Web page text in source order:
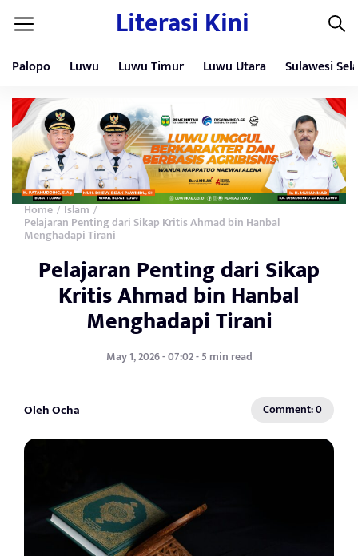
Literasi Kini
Palopo Luwu Luwu Timur Luwu Utara Sulawesi
Home / Islam /
Pelajaran Penting dari Sikap Kritis Ahmad bin Hanbal
Menghadapi Tirani
Pelajaran Penting dari Sikap
Kritis Ahmad bin Hanbal
Menghadapi Tirani
May 1, 2026 - 07:02 - 5 min read
Oleh Ocha Comment: 0